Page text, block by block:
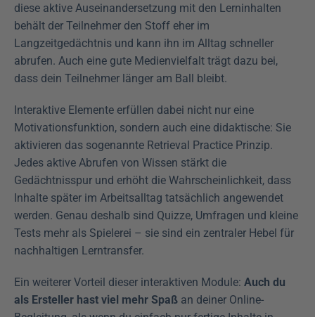
diese aktive Auseinandersetzung mit den Lerninhalten
behält der Teilnehmer den Stoff eher im
Langzeitgedächtnis und kann ihn im Alltag schneller
abrufen. Auch eine gute Medienvielfalt trägt dazu bei,
dass dein Teilnehmer länger am Ball bleibt.
Interaktive Elemente erfüllen dabei nicht nur eine
Motivationsfunktion, sondern auch eine didaktische: Sie
aktivieren das sogenannte Retrieval Practice Prinzip.
Jedes aktive Abrufen von Wissen stärkt die
Gedächtnisspur und erhöht die Wahrscheinlichkeit, dass
Inhalte später im Arbeitsalltag tatsächlich angewendet
werden. Genau deshalb sind Quizze, Umfragen und kleine
Tests mehr als Spielerei – sie sind ein zentraler Hebel für
nachhaltigen Lerntransfer.
Ein weiterer Vorteil dieser interaktiven Module: Auch du
als Ersteller hast viel mehr Spaß an deiner Online-